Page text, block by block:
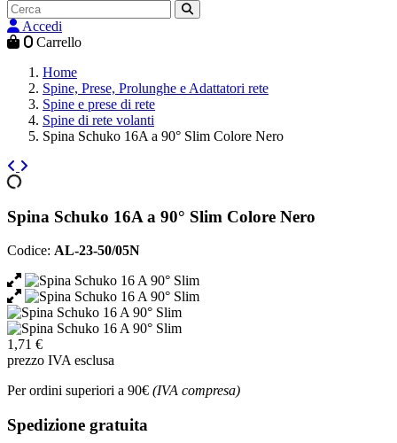
Accedi
0 Carrello
Home
Spine, Prese, Prolunghe e Adattatori rete
Spine e prese di rete
Spine di rete volanti
Spina Schuko 16A a 90° Slim Colore Nero
Spina Schuko 16A a 90° Slim Colore Nero
Codice: AL-23-50/05N
1,71 €
prezzo IVA esclusa
Per ordini superiori a 90€ (IVA compresa)
Spedizione gratuita